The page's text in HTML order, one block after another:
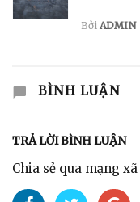
Bởi ADMIN
BÌNH LUẬN
TRẢ LỜI BÌNH LUẬN
Chia sẻ qua mạng